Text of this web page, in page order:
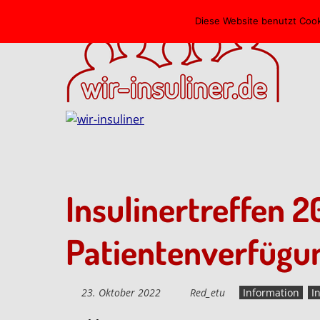
main
Insulinertreffen
23. Oktober 2022 Red_etu Information
Diese Website benutzt